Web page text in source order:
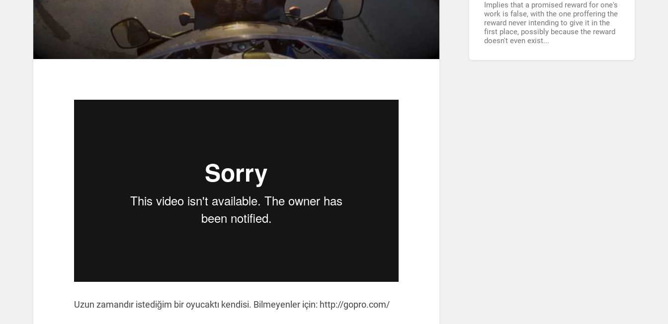
Uzun zamandır istediğim bir oyucaktı kendisi. Bilmeyenler için: http://gopro.com/
Implies that a promised reward for one's
work is false, with the one proffering the
reward never intending to give it in the
first place, possibly because the reward
doesn't even exist...